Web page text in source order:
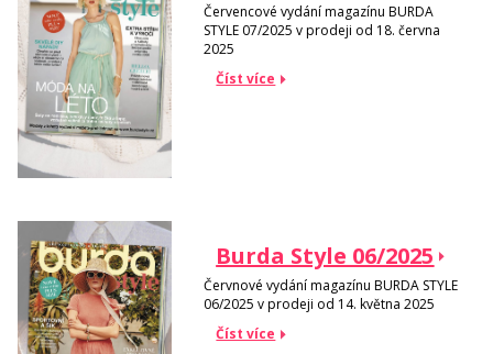
Červencové vydání magazínu BURDA
STYLE 07/2025 v prodeji od 18. června
2025
Číst více
Burda Style 06/2025
Červnové vydání magazínu BURDA STYLE
06/2025 v prodeji od 14. května 2025
Číst více